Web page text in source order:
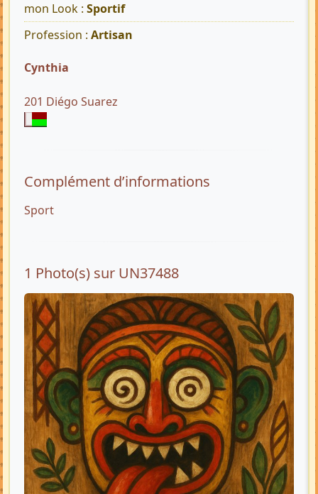
mon Look : Sportif
Profession : Artisan
Cynthia
201 Diégo Suarez
Complément d’informations
Sport
1 Photo(s) sur UN37488